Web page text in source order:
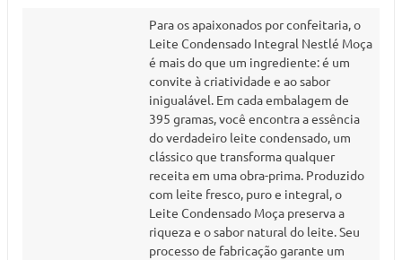
Para os apaixonados por confeitaria, o
Leite Condensado Integral Nestlé Moça
é mais do que um ingrediente: é um
convite à criatividade e ao sabor
inigualável. Em cada embalagem de
395 gramas, você encontra a essência
do verdadeiro leite condensado, um
clássico que transforma qualquer
receita em uma obra-prima. Produzido
com leite fresco, puro e integral, o
Leite Condensado Moça preserva a
riqueza e o sabor natural do leite. Seu
processo de fabricação garante um